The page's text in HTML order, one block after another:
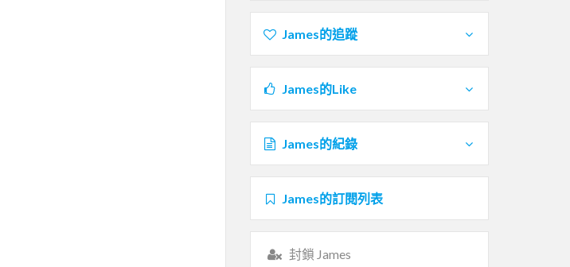
James的追蹤
James的Like
James的紀錄
James的訂閱列表
封鎖 James